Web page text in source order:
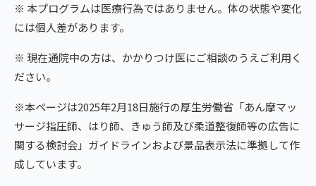
※ 本プログラムは医療行為ではありません。体の状態や変化
には個人差があります。
※ 現在通院中の方は、かかりつけ医にご相談のうえご利用く
ださい。
※本ページは2025年2月18日施行の厚生労働省「あん摩マッ
サージ指圧師、はり師、きゅう師及び柔道整復師等の広告に
関する検討会」ガイドラインおよび景品表示法に準拠して作
成しています。